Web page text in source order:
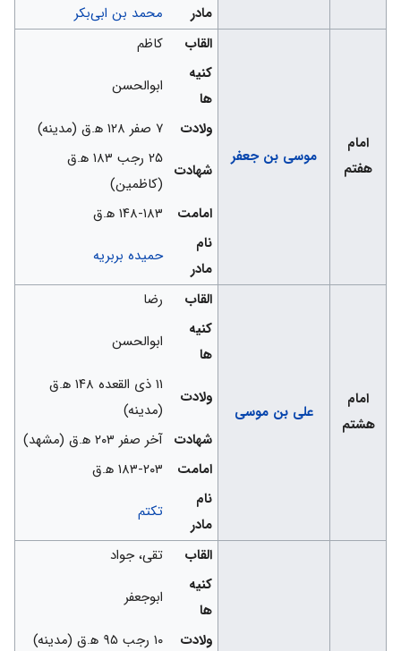
مادر
محمد بن ابی‌بکر
امام
هفتم
موسی بن جعفر
القاب
کاظم
کنیه
ها
ابوالحسن
ولادت
۷ صفر ۱۲۸ ه‍.ق (مدینه)
شهادت
۲۵ رجب ۱۸۳ ه‍.ق
(کاظمین)
امامت
۱۴۸-۱۸۳ ه‍.ق
نام
مادر
حمیده بربریه
امام
هشتم
علی بن موسی
القاب
رضا
کنیه
ها
ابوالحسن
ولادت
۱۱ ذی القعده ۱۴۸ ه‍.ق
(مدینه)
شهادت آخر صفر ۲۰۳ ه‍.ق (مشهد)
امامت
۱۸۳-۲۰۳ ه‍.ق
نام
مادر
تکتم
القاب
تقی، جواد
کنیه
ها
ابوجعفر
ولادت
۱۰ رجب ۹۵ ه‍.ق (مدینه)